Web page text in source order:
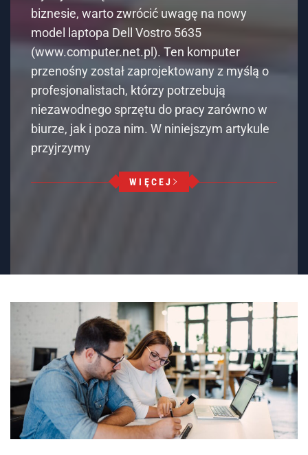
przenośny został zaprojektowany z myślą o
profesjonalistach, którzy potrzebują
niezawodnego sprzętu do pracy zarówno w
biurze, jak i poza nim. W niniejszym artykule
przyjrzymy
WIĘCEJ
LENOVO THINKPAD
Nowa generacja laptopów: Poznaj Lenovo
ThinkPad L14 Gen 4!